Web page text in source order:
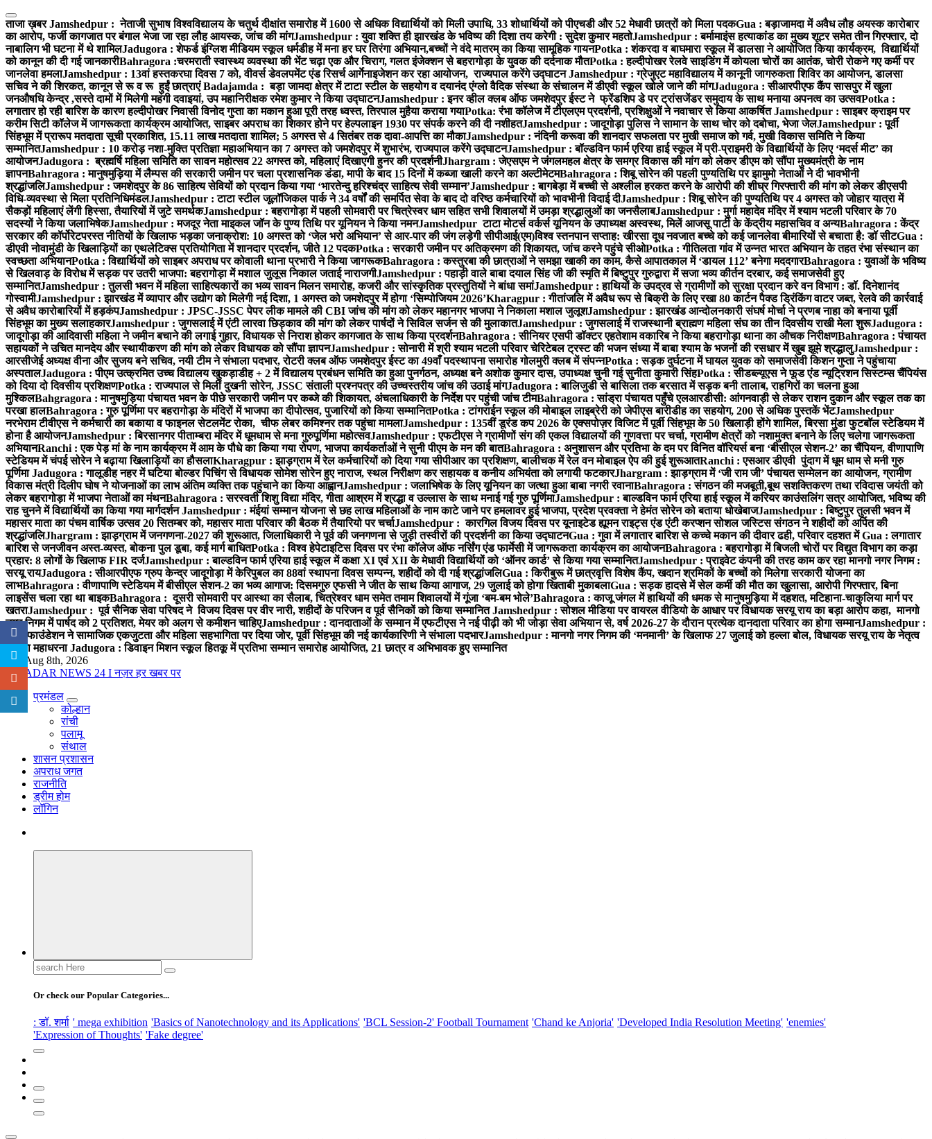
Skip
to
content
ताजा ख़बरJamshedpur : नेताजी सुभाष विश्वविद्यालय के चतुर्थ दीक्षांत समारोह में 1600 से अधिक विद्यार्थियों को मिली उपाधि, 33 शोधार्थियों को पीएचडी और 52 मेधावी छात्रों को मिला पदकGua : बड़ाजामदा में अवैध लौह अयस्क कारोबार
का आरोप, फर्जी कागजात पर बंगाल भेजा जा रहा लौह आयस्क, जांच की मांगJamshedpur : युवा शक्ति ही झारखंड के भविष्य की दिशा तय करेगी : सुदेश कुमार महतोJamshedpur : बर्मामाइंस हत्याकांड का मुख्य शूटर समेत तीन गिरफ्तार, दो
नाबालिग भी घटना में थे शामिलJadugora : शेफर्ड इंग्लिश मीडियम स्कूल धर्मडीह में मना हर घर तिरंगा अभियान,बच्चों ने वंदे मातरम् का किया सामूहिक गायनPotka : शंकरदा व बाघमारा स्कूल में डालसा ने आयोजित किया कार्यक्रम, विद्यार्थियों
को कानून की दी गई जानकारीBahragora :चरमराती स्वास्थ्य व्यवस्था की भेंट चढ़ा एक और चिराग, गलत इंजेक्शन से बहरागोड़ा के युवक की दर्दनाक मौतPotka : हल्दीपोखर रेलवे साइडिंग में कोयला चोरों का आतंक, चोरी रोकने गए कर्मी पर
जानलेवा हमलाJamshedpur : 13वां हस्तकरघा दिवस 7 को, वीवर्स डेवलपमेंट एंड रिसर्च आर्गेनाइजेशन कर रहा आयोजन, राज्यपाल करेंगे उद्घाटनJamshedpur : ग्रेजुएट महाविद्यालय में कानूनी जागरुकता शिविर का आयोजन, डालसा
सचिव ने की शिरकत, कानून से रू व रू हुईं छात्राएंBadajamda : बड़ा जामदा क्षेत्र में टाटा स्टील के सहयोग व दयानंद एंग्लो वैदिक संस्था के संचालन में डीएवी स्कूल खोले जाने की मांगJadugora : सीआरपीएफ कैंप सासपुर में खुला
जनऔषधि केन्द्र ,सस्ते दामों में मिलेगी महंगी दवाइयां, उप महानिरीक्षक रमेश कुमार ने किया उद्घाटनJamshedpur : इनर व्हील क्लब ऑफ जमशेदपुर ईस्ट ने फ्रेंडशिप डे पर ट्रांसजेंडर समुदाय के साथ मनाया अपनत्व का उत्सवPotka :
लगातार हो रही बारिश के कारण हल्दीपोखर निवासी विनोद गुप्ता का मकान हुआ पूरी तरह ध्वस्त, तिरपाल मुहैया कराया गयाPotka: रंभा कॉलेज में टीएलएम प्रदर्शनी, प्रशिक्षुओं ने नवाचार से किया आकर्षितJamshedpur : साइबर क्राइम पर
करीम सिटी कॉलेज में जागरूकता कार्यक्रम आयोजित, साइबर अपराध का शिकार होने पर हेल्पलाइन 1930 पर संपर्क करने की दी नशीहतJamshedpur : जादूगोड़ा पुलिस ने सामान के साथ चोर को दबोचा, भेजा जेलJamshedpur : पूर्वी
सिंहभूम में प्रारूप मतदाता सूची प्रकाशित, 15.11 लाख मतदाता शामिल; 5 अगस्त से 4 सितंबर तक दावा-आपत्ति का मौकाJamshedpur : नंदिनी करूवा की शानदार सफलता पर मुखी समाज को गर्व, मुखी विकास समिति ने किया
सम्मानितJamshedpur : 10 करोड़ नशा-मुक्ति प्रतिज्ञा महाअभियान का 7 अगस्त को जमशेदपुर में शुभारंभ, राज्यपाल करेंगे उद्घाटनJamshedpur : बॉल्डविन फार्म एरिया हाई स्कूल में प्री-प्राइमरी के विद्यार्थियों के लिए ‘मदर्स मीट’ का
आयोजनJadugora : ब्रह्मर्षि महिला समिति का सावन महोत्सव 22 अगस्त को, महिलाएं दिखाएगी हुनर की प्रदर्शनीJhargram : जेएसएम ने जंगलमहल क्षेत्र के समग्र विकास की मांग को लेकर डीएम को सौंपा मुख्यमंत्री के नाम
ज्ञापनBahragora : मानुषमुड़िया में लैम्पस की सरकारी जमीन पर चला प्रशासनिक डंडा, मापी के बाद 15 दिनों में कब्जा खाली करने का अल्टीमेटमBahragora : शिबू सोरेन की पहली पुण्यतिथि पर झामुमो नेताओं ने दी भावभीनी
श्रद्धांजलिJamshedpur : जमशेदपुर के 86 साहित्य सेवियों को प्रदान किया गया ‘भारतेन्दु हरिश्चंद्र साहित्य सेवी सम्मान’Jamshedpur : बागबेड़ा में बच्ची से अश्लील हरकत करने के आरोपी की शीघ्र गिरफ्तारी की मांग को लेकर डीएसपी
विधि-व्यवस्था से मिला प्रतिनिधिमंडलJamshedpur : टाटा स्टील जूलॉजिकल पार्क ने 34 वर्षों की समर्पित सेवा के बाद दो वरिष्ठ कर्मचारियों को भावभीनी विदाई दीJamshedpur : शिबू सोरेन की पुण्यतिथि पर 4 अगस्त को जोहार यात्रा में
सैकड़ों महिलाएं लेंगी हिस्सा, तैयारियों में जुटे समर्थकJamshedpur : बहरागोड़ा में पहली सोमवारी पर चित्रेस्वर धाम सहित सभी शिवालयों में उमड़ा श्रद्धालुओं का जनसैलाबJamshedpur : मुर्गा महादेव मंदिर में श्याम भटली परिवार के 70
सदस्यों ने किया जलाभिषेकJamshedpur : मजदूर नेता माइकल जॉन के पुण्य तिथि पर यूनियन ने किया नमनJamshedpur टाटा मोटर्स वर्कर्स यूनियन के उपाध्यक्ष अस्वस्थ, मिलें आजसू पार्टी के केंद्रीय महासचिव व अन्यBahragora : केंद्र
सरकार की कॉर्पोरेटपरस्त नीतियों के खिलाफ भड़का जनाक्रोश: 10 अगस्त को ‘जेल भरो अभियान’ से आर-पार की जंग लड़ेगी सीपीआई(एम)विश्व स्तनपान सप्ताह: खीरसा दूध नवजात बच्चे को कई जानलेवा बीमारियों से बचाता है: डॉ सीटGua :
डीएवी नोवामुंडी के खिलाड़ियों का एथलेटिक्स प्रतियोगिता में शानदार प्रदर्शन, जीते 12 पदकPotka : सरकारी जमीन पर अतिक्रमण की शिकायत, जांच करने पहुंचे सीओPotka : गीतिलता गांव में उन्नत भारत अभियान के तहत रंभा संस्थान का
स्वच्छता अभियानPotka : विद्यार्थियों को साइबर अपराध पर कोवाली थाना प्रभारी ने किया जागरूकBahragora : कस्तुरबा की छात्राओं ने समझा खाकी का काम, कैसे आपातकाल में ‘डायल 112’ बनेगा मददगारBahragora : युवाओं के भविष्य
से खिलवाड़ के विरोध में सड़क पर उतरी भाजपा: बहरागोड़ा में मशाल जुलूस निकाल जताई नाराजगीJamshedpur : पहाड़ी वाले बाबा दयाल सिंह जी की स्मृति में बिष्टुपुर गुरुद्वारा में सजा भव्य कीर्तन दरबार, कई समाजसेवी हुए
सम्मानितJamshedpur : तुलसी भवन में महिला साहित्यकारों का भव्य सावन मिलन समारोह, कजरी और सांस्कृतिक प्रस्तुतियों ने बांधा समांJamshedpur : हाथियों के उपद्रव से ग्रामीणों को सुरक्षा प्रदान करे वन विभाग : डॉ. दिनेशानंद
गोस्वामीJamshedpur : झारखंड में व्यापार और उद्योग को मिलेगी नई दिशा, 1 अगस्त को जमशेदपुर में होगा ‘सिम्पोजियम 2026’Kharagpur : गीतांजलि में अवैध रूप से बिक्री के लिए रखा 80 कार्टन पैक्ड ड्रिंकिंग वाटर जब्त, रेलवे की कार्रवाई
से अवैध कारोबारियों में हड़कंपJamshedpur : JPSC-JSSC पेपर लीक मामले की CBI जांच की मांग को लेकर महानगर भाजपा ने निकाला मशाल जुलूशJamshedpur : झारखंड आन्दोलनकारी संघर्ष मोर्चा ने प्रणब नाहा को बनाया पूर्वी
सिंहभूम का मुख्य सलाहकारJamshedpur : जुगसलाई में एंटी लारवा छिड़काव की मांग को लेकर पार्षदों ने सिविल सर्जन से की मुलाकातJamshedpur : जुगसलाई में राजस्थानी ब्राह्मण महिला संघ का तीन दिवसीय राखी मेला शुरूJadugora :
जादूगोड़ा की आदिवासी महिला ने जमीन बचाने की लगाई गुहार, विधायक से निराश होकर कागजात के साथ किया प्रदर्शनBahragora : सीनियर एसपी डॉक्टर एहतेशाम वकारिब ने किया बहरागोड़ा थाना का औचक निरीक्षणBahragora : पंचायत
सहायकों ने उचित मानदेय और स्थायीकरण की मांग को लेकर विधायक को सौंपा ज्ञापनJamshedpur : सोनारी में श्री श्याम भटली परिवार चेरिटेबल ट्रस्ट की भजन संध्या में बाबा श्याम के भजनों की रसधार में खुब झूमे श्रद्धालुJamshedpur :
आरसीजेई अध्यक्ष वीना और सुजय बने सचिव, नयी टीम ने संभाला पदभार, रोटरी क्लब ऑफ जमशेदपुर ईस्ट का 49वाँ पदस्थापना समारोह गोलमुरी क्लब में संपन्नPotka : सड़क दुर्घटना में घायल युवक को समाजसेवी किशन गुप्ता ने पहुंचाया
अस्पतालJadugora : पीएम उत्क्रमित उच्च विद्यालय खुकड़ाडीह + 2 में विद्यालय प्रबंधन समिति का हुआ पुनर्गठन, अध्यक्ष बने अशोक कुमार दास, उपाध्यक्ष चुनी गई सुनीता कुमारी सिंहPotka : सीडब्ल्यूएस ने फूड एंड न्यूट्रिशन सिस्टम्स चैंपियंस
को दिया दो दिवसीय प्रशिक्षणPotka : राज्यपाल से मिलीं दुखनी सोरेन, JSSC संताली प्रश्नपत्र की उच्चस्तरीय जांच की उठाई मांगJadugora : बालिजुडी से बासिला तक बरसात में सड़क बनी तालाब, राहगिरों का चलना हुआ
मुश्किलBahgragora : मानुषमुड़िया पंचायत भवन के पीछे सरकारी जमीन पर कब्जे की शिकायत, अंचलाधिकारी के निर्देश पर पहुंची जांच टीमBahragora : सांड्रा पंचायत पहुँचे एलआरडीसी: आंगनवाड़ी से लेकर राशन दुकान और स्कूल तक का
परखा हालBahragora : गुरु पूर्णिमा पर बहरागोड़ा के मंदिरों में भाजपा का दीपोत्सव, पुजारियों को किया सम्मानितPotka : टांगराईन स्कूल की मोबाइल लाइब्रेरी को जेपीएस बारीडीह का सहयोग, 200 से अधिक पुस्तकें भेंटJamshedpur
नरभेराम टीवीएस ने कर्मचारी का बकाया व फाइनल सेटलमेंट रोका, चीफ लेबर कमिश्नर तक पहुंचा मामलाJamshedpur : 135वीं डूरंड कप 2026 के एक्सपोज़र विजिट में पूर्वी सिंहभूम के 50 खिलाड़ी होंगे शामिल, बिरसा मुंडा फुटबॉल स्टेडियम में
होना है आयोजनJamshedpur : बिरसानगर पीताम्बरा मंदिर में धूमधाम से मना गुरुपूर्णिमा महोत्सवJamshedpur : एफटीएस ने ग्रामीणों संग की एकल विद्यालयों की गुणवत्ता पर चर्चा, ग्रामीण क्षेत्रों को नशामुक्त बनाने के लिए चलेगा जागरूकता
अभियानRanchi : एक पेड़ मां के नाम कार्यक्रम में आम के पौधे का किया गया रोपण, भाजपा कार्यकर्ताओं ने सुनी पीएम के मन की बातBahragora : अनुशासन और प्रतिभा के दम पर विनित वॉरियर्स बना ‘बीसीएल सेशन-2’ का चैंपियन, वीणापाणि
स्टेडियम में चंपई सोरेन ने बढ़ाया खिलाड़ियों का हौसलाKharagpur : झाड़ग्राम में रेल कर्मचारियों को दिया गया सीपीआर का प्रशिक्षण, बालीचक में रेल वन मोबाइल ऐप की हुई शुरूआतRanchi : एसआर डीएवी पुंदाग में धूम धाम से मनी गुरु
पूर्णिमाJadugora : गालूडीह नहर में घटिया बोल्डर पिचिंग से विधायक सोमेश सोरेन हुए नाराज, स्थल निरीक्षण कर सहायक व कनीय अभियंता को लगायी फटकारJhargram : झाड़ग्राम में ‘जी राम जी’ पंचायत सम्मेलन का आयोजन, ग्रामीण
विकास मंत्री दिलीप घोष ने योजनाओं का लाभ अंतिम व्यक्ति तक पहुंचाने का किया आह्वानJamshedpur : जलाभिषेक के लिए यूनियन का जत्था हुआ बाबा नगरी रवानाBahragora : संगठन की मजबूती,बूथ सशक्तिकरण तथा रविदास जयंती को
लेकर बहरागोड़ा में भाजपा नेताओं का मंथनBahragora : सरस्वती शिशु विद्या मंदिर, गीता आश्रम में श्रद्धा व उल्लास के साथ मनाई गई गुरु पूर्णिमाJamshedpur : बाल्डविन फार्म एरिया हाई स्कूल में करियर काउंसलिंग सत्र आयोजित, भविष्य की
राह चुनने में विद्यार्थियों का किया गया मार्गदर्शनJamshedpur : मंईयां सम्मान योजना से छह लाख महिलाओं के नाम काटे जाने पर हमलावर हुई भाजपा, प्रदेश प्रवक्ता ने हेमंत सोरेन को बताया धोखेबाजJamshedpur : बिष्टुपुर तुलसी भवन में
महासर माता का पंचम वार्षिक उत्सव 20 सितम्बर को, महासर माता परिवार की बैठक में तैयारियो पर चर्चाJamshedpur : कारगिल विजय दिवस पर यूनाइटेड ह्यूमन राइट्स एंड एंटी करप्शन सोशल जस्टिस संगठन ने शहीदों को अर्पित की
श्रद्धांजलिJhargram : झाड़ग्राम में जनगणना-2027 की शुरूआत, जिलाधिकारी ने पूर्व की जनगणना से जुड़ी तस्वीरों की प्रदर्शनी का किया उद्घाटनGua : गुवा में लगातार बारिश से कच्चे मकान की दीवार ढही, परिवार दहशत मेंGua : लगातार
बारिश से जनजीवन अस्त-व्यस्त, बोकना पुल डूबा, कई मार्ग बाधितPotka : विश्व हेपेटाइटिस दिवस पर रंभा कॉलेज ऑफ नर्सिंग एंड फार्मेसी में जागरूकता कार्यक्रम का आयोजनBahragora : बहरागोड़ा में बिजली चोरों पर विद्युत विभाग का कड़ा
प्रहार: 8 लोगों के खिलाफ FIR दर्जJamshedpur : बाल्डविन फार्म एरिया हाई स्कूल में कक्षा XI एवं XII के मेधावी विद्यार्थियों को ‘ऑनर कार्ड’ से किया गया सम्मानितJamshedpur : प्राइवेट कंपनी की तरह काम कर रहा मानगो नगर निगम :
सरयू रायJadugora : सीआरपीएफ ग्रुप केन्द्र जादूगोड़ा में केरिपुबल का 88वां स्थापना दिवस सम्पन्न, शहीदों को दी गई श्रद्धांजलिGua : किरीबुरू में छात्रवृत्ति विशेष कैंप, खदान श्रमिकों के बच्चों को मिलेगा सरकारी योजना का
लाभBahragora : वीणापाणि स्टेडियम में बीसीएल सेशन-2 का भव्य आगाज: दिसमगुरु एफसी ने जीत के साथ किया आगाज, 29 जुलाई को होगा खिताबी मुकाबलाGua : सड़क हादसे में सेल कर्मी की मौत का खुलासा, आरोपी गिरफ्तार, बिना
लाइसेंस चला रहा था बाइकBahragora : दूसरी सोमवारी पर आस्था का सैलाब, चित्रेश्वर धाम समेत तमाम शिवालयों में गूंजा ‘बम-बम भोले’Bahragora : काजू जंगल में हाथियों की धमक से मानुषमुड़िया में दहशत, मटिहाना-चाकुलिया मार्ग पर
खतराJamshedpur : पूर्व सैनिक सेवा परिषद ने विजय दिवस पर वीर नारी, शहीदों के परिजन व पूर्व सैनिकों को किया सम्मानितJamshedpur : सोशल मीडिया पर वायरल वीडियो के आधार पर विधायक सरयू राय का बड़ा आरोप कहा, मानगो
नगर निगम में पार्षद को 2 प्रतिशत, मेयर को अलग से कमीशन चाहिएJamshedpur : दानदाताओं के सम्मान में एफटीएस ने नई पीढ़ी को भी जोड़ा सेवा अभियान से, वर्ष 2026-27 के दौरान प्रत्येक दानदाता परिवार का होगा सम्मानJamshedpur :
विप्र फाउंडेशन ने सामाजिक एकजुटता और महिला सहभागिता पर दिया जोर, पूर्वी सिंहभूम की नई कार्यकारिणी ने संभाला पदभारJamshedpur : मानगो नगर निगम की ‘मनमानी’ के खिलाफ 27 जुलाई को हल्ला बोल, विधायक सरयू राय के नेतृत्व
में होगा महाधरनाJadugora : डिवाइन मिशन स्कूल हितकू में प्रतिभा सम्मान समारोह आयोजित, 21 छात्र व अभिभावक हुए सम्मानित
Sat. Aug 8th, 2026
नज़र हर खबर पर
प्रमंडल
कोल्हान
रांची
पलामू
संथाल
शासन प्रशासन
अपराध जगत
राजनीति
ड्रीम होम
लॉगिन
Search
for:
Or check our Popular Categories...
: डॉ. शर्मा ' mega exhibition 'Basics of Nanotechnology and its Applications' 'BCL Session-2' Football Tournament 'Chand ke Anjoria' 'Developed India Resolution Meeting' 'enemies'
'Expression of Thoughts' 'Fake degree'